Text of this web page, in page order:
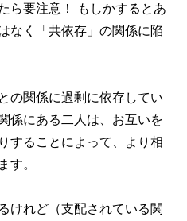
ら要注意！ もしかするとあ
なく「共依存」の関係に陥
の関係に過剰に依存してい
係にある二人は、お互いを
することによって、より相
す。
けれど（支配されている関